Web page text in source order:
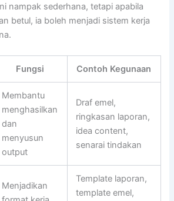
nampak sederhana, tetapi apabila
betul, ia boleh menjadi sistem kerja
Fungsi Contoh Kegunaan
Membantu
menghasilkan
dan
menyusun
output
Draf emel,
ringkasan laporan,
idea content,
senarai tindakan
Menjadikan
Template laporan,
template emel,